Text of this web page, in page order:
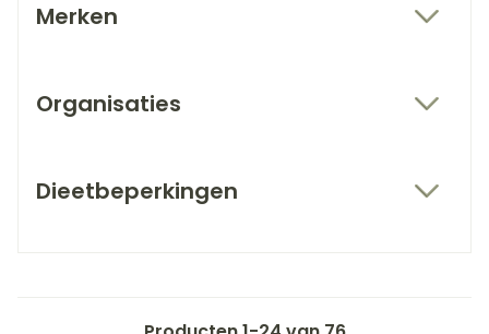
Merken
Organisaties
Dieetbeperkingen